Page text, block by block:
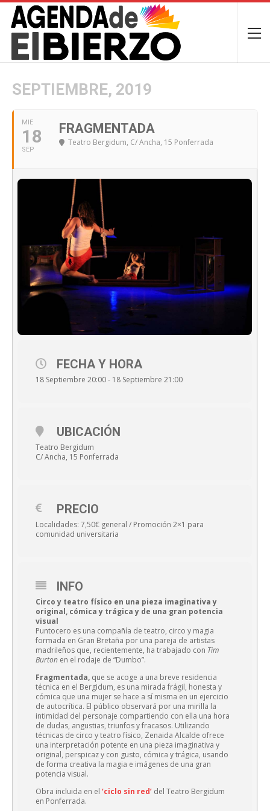
SEPTIEMBRE, 2019
MIE
18
SEP
FRAGMENTADA
Teatro Bergidum, C/ Ancha, 15 Ponferrada
FECHA Y HORA
18 Septiembre 20:00 - 18 Septiembre 21:00
UBICACIÓN
Teatro Bergidum
C/ Ancha, 15 Ponferrada
PRECIO
Localidades: 7,50€ general / Promoción 2×1 para
comunidad universitaria
INFO
Circo y teatro físico en una pieza imaginativa y
original, cómica y trágica y de una gran potencia
visual
Puntocero es una compañía de teatro, circo y magia
formada en Gran Bretaña por una pareja de artistas
madrileños que, recientemente, ha trabajado con Tim
Burton en el rodaje de “Dumbo”.
Fragmentada, que se acoge a una breve residencia
técnica en el Bergidum, es una mirada frágil, honesta y
cómica que una mujer se hace a sí misma en un ejercicio
de autocrítica. El público observará por una mirilla la
intimidad del personaje compartiendo con ella una hora
de dudas, angustias, triunfos y fracasos. Utilizando
técnicas de circo y teatro físico, Zenaida Alcalde ofrece
una interpretación potente en una pieza imaginativa y
original, perspicaz y con gusto, cómica y trágica, usando
de forma creativa la magia e imágenes de una gran
potencia visual.
Obra incluida en el ‘ciclo sin red’ del Teatro Bergidum
en Ponferrada.